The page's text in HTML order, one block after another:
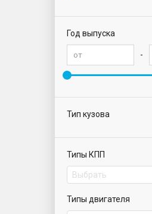
Год выпуска
-
Тип кузова
Типы КПП
Выбрать
Типы двигателя